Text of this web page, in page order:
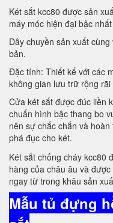
Két sắt kcc80 được sản
máy móc hiện đại bậc
Dây chuyền sản xuất
bản.
Đặc tính: Thiết kế với các
không gian lưu trữ rộng
Cửa két sắt được đúc liền
chuẩn hình bậc thang bo
nên sự chắc chắn và
phá đục cho két.
Két sắt chống cháy kcc80
hàng của châu âu và
ngay từ trong khâu sản
Mẫu tủ đựng